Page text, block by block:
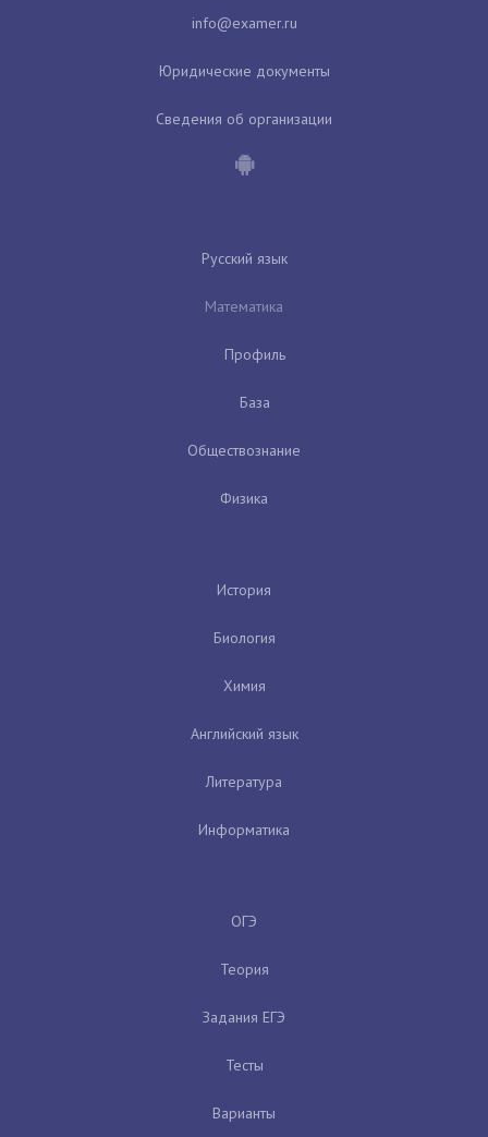
Юридические документы
Сведения об организации
Русский язык
Математика
Профиль
База
Обществознание
Физика
История
Биология
Химия
Английский язык
Литература
Информатика
ОГЭ
Теория
Задания ЕГЭ
Тесты
Варианты